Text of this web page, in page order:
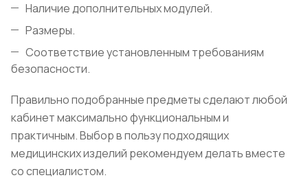
Наличие дополнительных модулей.
Размеры.
Соответствие установленным требованиям
безопасности.
Правильно подобранные предметы сделают любой
кабинет максимально функциональным и
практичным. Выбор в пользу подходящих
медицинских изделий рекомендуем делать вместе
со специалистом.